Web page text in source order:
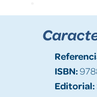
ISBN:
Editorial: